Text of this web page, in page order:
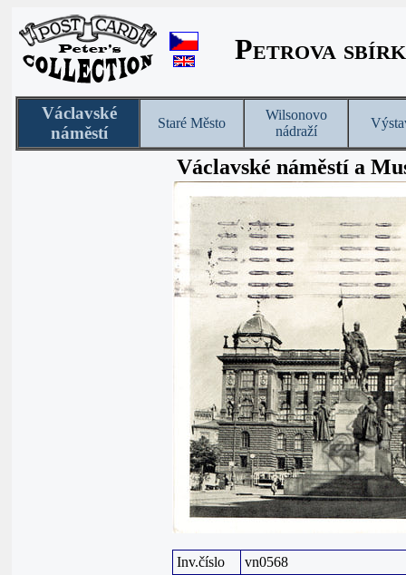
Petrova
Václavské
náměstí
Staré Město
Wilsonovo
nádraží
Václavské náměstí a
Inv.číslo
vn0568